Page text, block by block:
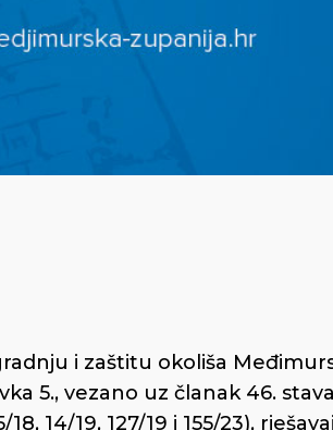
i zaštitu okoliša
5., vezano uz članak 46.
14/19, 127/19 i 155/23),